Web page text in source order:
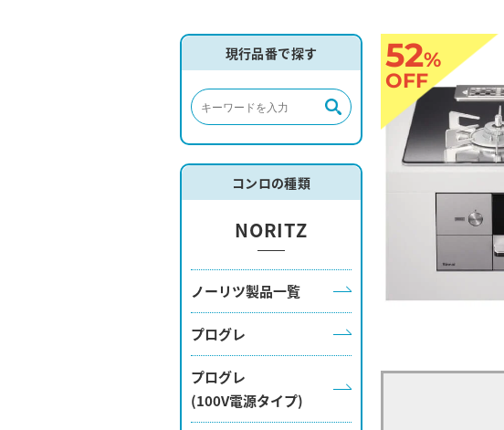
現行品番で探す
コンロの種類
NORITZ
ノーリツ製品一覧
プログレ
プログレ
(100V電源タイプ)
52%
OFF